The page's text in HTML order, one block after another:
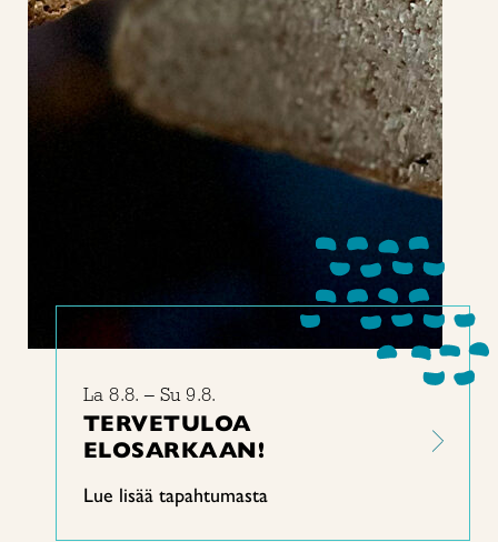
La 8.8. – Su 9.8.
TERVETULOA
ELOSARKAAN!
Lue lisää tapahtumasta